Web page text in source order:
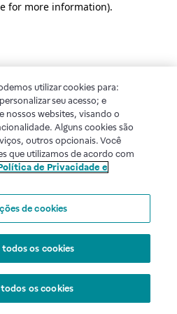
for more information).
utilizar cookies para:
seu acesso; e
nossos websites, visando o
Alguns cookies são
outros opcionais. Você
que utilizamos de acordo com
de Privacidade e
de cookies
todos os cookies
os cookies